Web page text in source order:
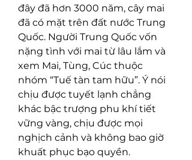
đây đã hơn 3000 năm, cây mai
đã có mặt trên đất nước Trung
Quốc. Người Trung Quốc vốn
nặng tình với mai từ lâu lắm và
xem Mai, Tùng, Cúc thuộc
nhóm “Tuế tàn tam hữu”. Ý nói
chịu được tuyết lạnh chẳng
khác bậc trượng phu khí tiết
vững vàng, chịu được mọi
nghịch cảnh và không bao giờ
khuất phục bạo quyền.